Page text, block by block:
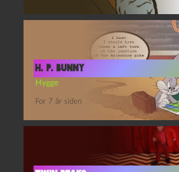
H. P. Bunny
Hygge
For 7 år siden